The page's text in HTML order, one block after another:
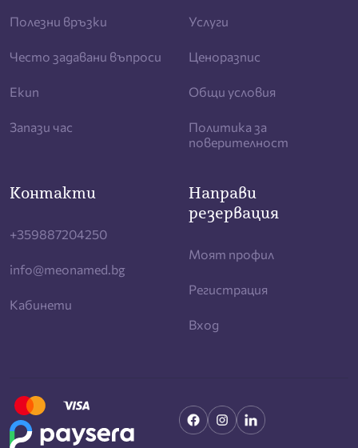
Полезни връзки
Често задавани въпроси
Екип
Запази час
Услуги
Ценоразпис
Общи условия
Политика за
поверителност
Контакти
+359887204250
info@meonamed.bg
Кабинети
Направи
резервация
Моят профил
Регистрация
Вход